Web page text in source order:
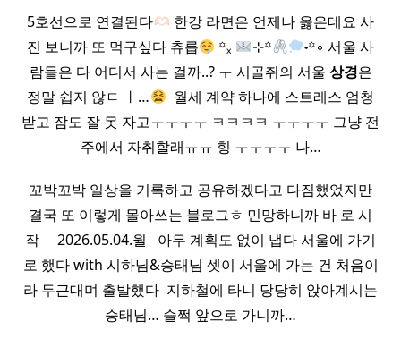
5호선으로 연결된다
한강 라면은 언제나 옳은데요 사
진 보니까 또 먹구싶다 츄릅
꙳ₓ ⊹꙳
˖꙳◦ 서울 사
람들은 다 어디서 사는 걸까..? ㅜ 시골쥐의 서울 상경은
정말 쉽지 않ㄷ ㅏ…
​ 월세 계약 하나에 스트레스 엄청
받고 잠도 잘 못 자고ㅜㅜㅜㅜ ㅋㅋㅋㅋ ㅜㅜㅜㅜ 그냥 전
주에서 자취할래ㅠㅠ 힝 ㅜㅜㅜㅜ 나…
꼬박꼬박 일상을 기록하고 공유하겠다고 다짐했었지만
결국 또 이렇게 몰아쓰는 블로그ㅎ 민망하니까 바 로 시
작 ​ ​ ​ ​ 2026.05.04.월 ​ ​ 아무 계획도 없이 냅다 서울에 가기
로 했다 with 시하님&승태님 셋이 서울에 가는 건 처음이
라 두근대며 출발했다​ ​ 지하철에 타니 당당히 앉아계시는
승태님… 슬쩍 앞으로 가니까…